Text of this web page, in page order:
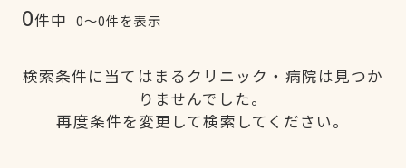
0件中 0〜0件を表示
検索条件に当てはまるクリニック・病院は見つか
りませんでした。
再度条件を変更して検索してください。